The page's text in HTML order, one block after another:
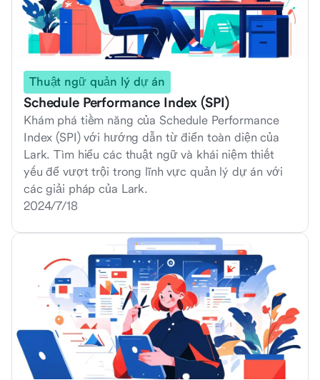
Thuật ngữ quản lý dự án
Schedule Performance Index (SPI)
Khám phá tiềm năng của Schedule Performance
Index (SPI) với hướng dẫn từ điển toàn diện của
Lark. Tìm hiểu các thuật ngữ và khái niệm thiết
yếu để vượt trội trong lĩnh vực quản lý dự án với
các giải pháp của Lark.
2024/7/18